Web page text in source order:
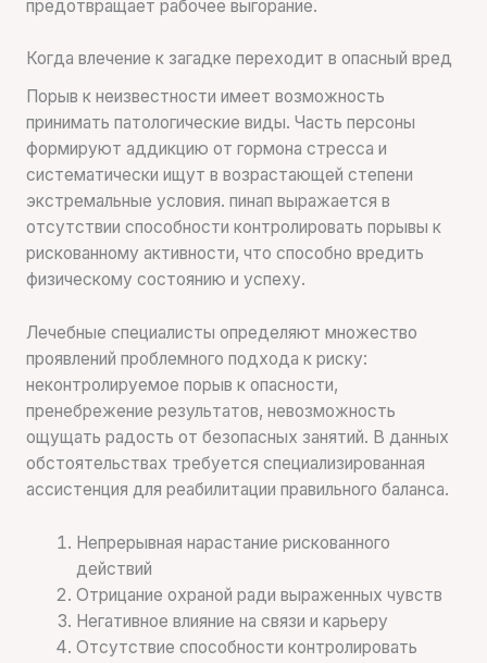
предотвращает рабочее выгорание.
Когда влечение к загадке переходит в опасный вред
Порыв к неизвестности имеет возможность
принимать патологические виды. Часть персоны
формируют аддикцию от гормона стресса и
систематически ищут в возрастающей степени
экстремальные условия. пинап выражается в
отсутствии способности контролировать порывы к
рискованному активности, что способно вредить
физическому состоянию и успеху.
Лечебные специалисты определяют множество
проявлений проблемного подхода к риску:
неконтролируемое порыв к опасности,
пренебрежение результатов, невозможность
ощущать радость от безопасных занятий. В данных
обстоятельствах требуется специализированная
ассистенция для реабилитации правильного баланса.
Непрерывная нарастание рискованного
действий
Отрицание охраной ради выраженных чувств
Негативное влияние на связи и карьеру
Отсутствие способности контролировать